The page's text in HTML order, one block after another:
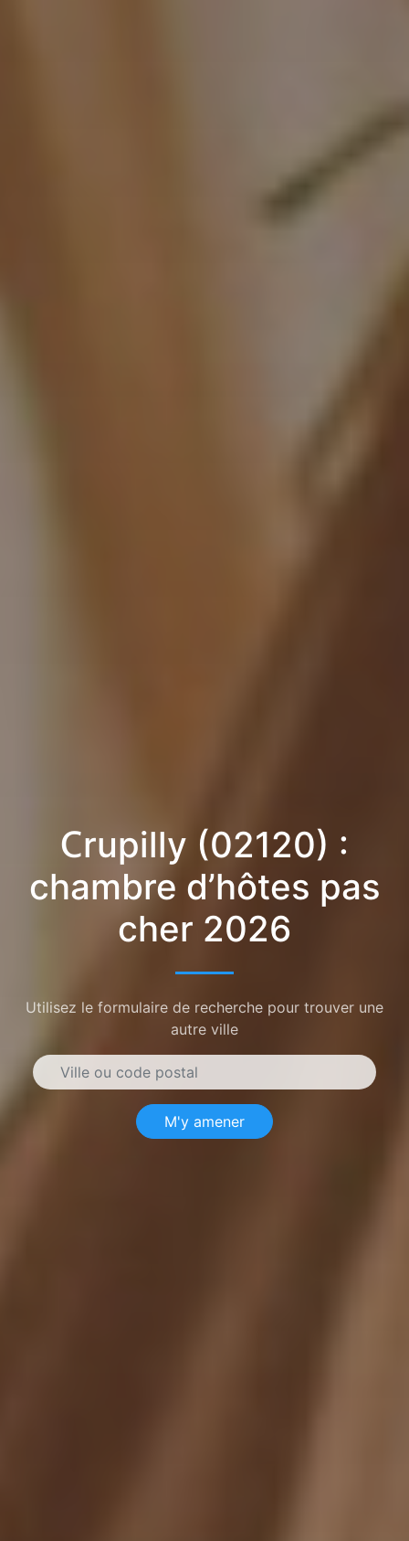
Crupilly (02120) :
chambre d’hôtes pas
cher 2026
Utilisez le formulaire de recherche pour trouver une
autre ville
M'y amener